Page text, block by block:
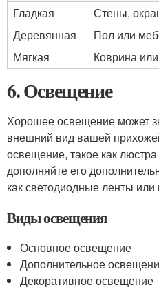
Гладкая
Стены,
Деревянная
Пол или
Мягкая
Коврина
6. Освещение
Хорошее освещение может
внешний вид вашей
освещение, такое как
дополняйте его
как светодиодные ленты
Виды освещения
Основное освещение
Дополнительное
Декоративное освещение